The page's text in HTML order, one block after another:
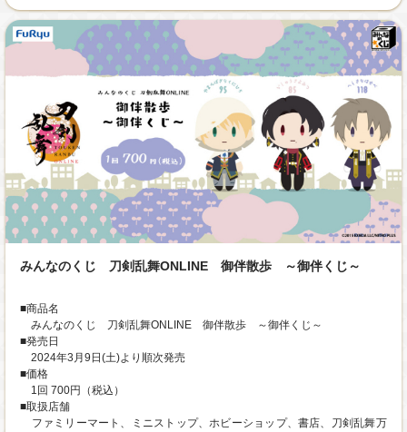
みんなのくじ 刀剣乱舞ONLINE 御伴散歩 ～御伴くじ～
■商品名
みんなのくじ 刀剣乱舞ONLINE 御伴散歩 ～御伴くじ～
■発売日
2024年3月9日(土)より順次発売
■価格
1回 700円（税込）
■取扱店舗
ファミリーマート、ミニストップ、ホビーショップ、書店、刀剣乱舞万